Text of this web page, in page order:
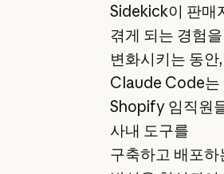
Sidekick이 판매
겪게 되는 경험을
변화시키는 동안,
Claude Code는
Shopify 임직원
사내 도구를
구축하고 배포하